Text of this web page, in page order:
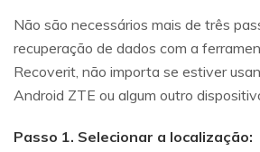
Não são necessários mais de três
recuperação de dados com a
Recoverit, não importa se estiver
Android ZTE ou algum outro
Passo 1. Selecionar a localização: